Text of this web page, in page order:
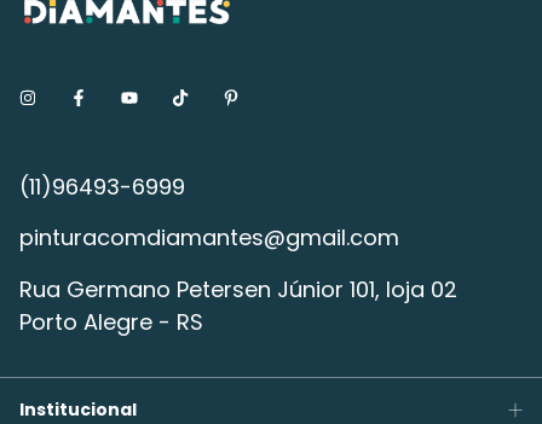
pinturacomdiamantes@gmail.com
Rua Germano Petersen Júnior 101, loja 02
Porto Alegre - RS
Institucional